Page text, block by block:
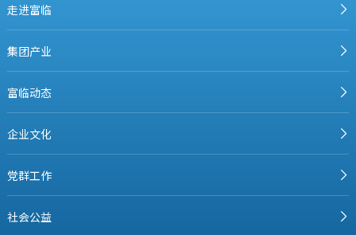
走进富临
集团产业
富临动态
企业文化
党群工作
社会公益